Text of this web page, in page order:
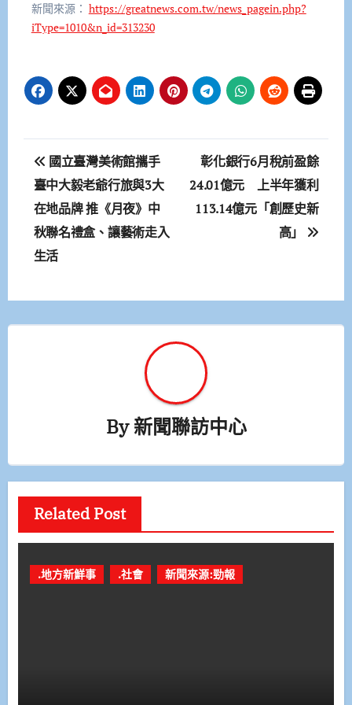
新聞來源： https://greatnews.com.tw/news_pagein.php?
iType=1010&n_id=313230
文
章
導
覽
國立臺灣美術館攜手
臺中大毅老爺行旅與3大
在地品牌 推《月夜》中
秋聯名禮盒、讓藝術走入
生活
彰化銀行6月稅前盈餘
24.01億元 上半年獲利
113.14億元「創歷史新
高」
By新聞聯訪中心
Related Post
.地方新鮮事 .社會 新聞來源:勁報